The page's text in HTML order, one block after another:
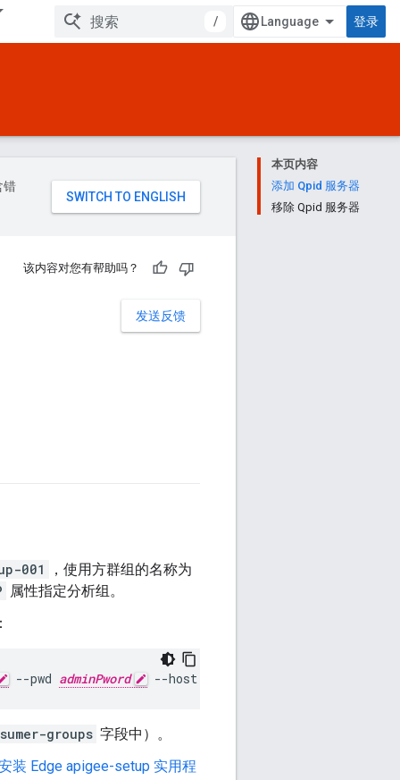
/ 登录
本页内容
添加 Qpid 服务器
移除 Qpid 服务器
错
该内容对您有帮助吗？
发送反馈
001
，使用方群组的名称为
属性指定分析组。
--pwd adminPword --host localhost
groups 字段中）。
装 Edge apigee-setup 实用程